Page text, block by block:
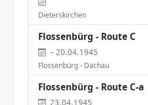
Dieterskirchen
Flossenbürg - Route C
– 20.04.1945
Flossenbürg - Dachau
Flossenbürg - Route C-a
23.04.1945